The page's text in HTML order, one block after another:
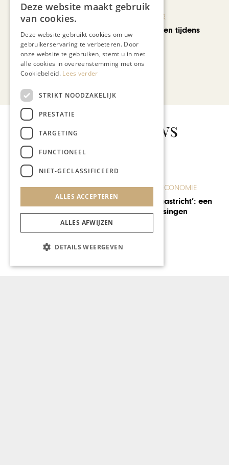
KUNST & CULTUUR
Wereldse beelden tijdens
Cultura Nova
Gerelateerd nieuws
ONDERNEMEN & ECONOMIE
Designer Outlet Roermond
breidt verder uit
Deze website maakt gebruik
van cookies.
Deze website gebruikt cookies om uw
gebruikerservaring te verbeteren. Door
onze website te gebruiken, stemt u in met
alle cookies in overeenstemming met ons
Cookiebeleid. Lees verder
STRIKT NOODZAKELIJK
PRESTATIE
TARGETING
FUNCTIONEEL
NIET-GECLASSIFICEERD
ALLES ACCEPTEREN
ALLES AFWIJZEN
DETAILS WEERGEVEN